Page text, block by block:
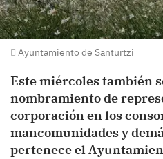
Ayuntamiento de Santurtzi
Este miércoles también
nombramiento de
corporación en los
mancomunidades y
pertenece el